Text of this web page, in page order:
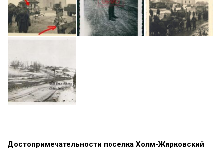
Достопримечательности поселка Холм-Жирковский